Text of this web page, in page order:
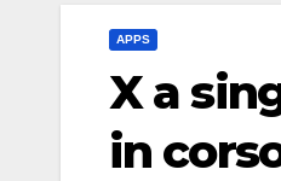
APPS
X a
in